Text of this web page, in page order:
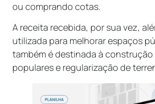
ou comprando cotas.
A receita recebida, por sua vez,
utilizada para melhorar espaços
também é destinada à construção
populares e regularização de